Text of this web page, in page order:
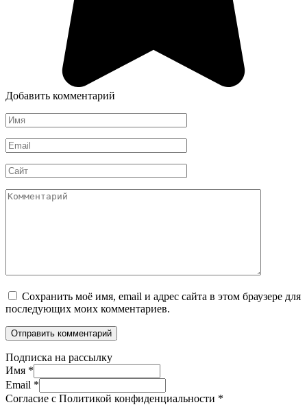
Добавить комментарий
Имя
*
Email
*
Сайт
Комментарий
Сохранить моё имя, email и адрес сайта в этом браузере для
последующих моих комментариев.
Подписка на рассылку
Имя *
Email *
Согласие с Политикой конфиденциальности *